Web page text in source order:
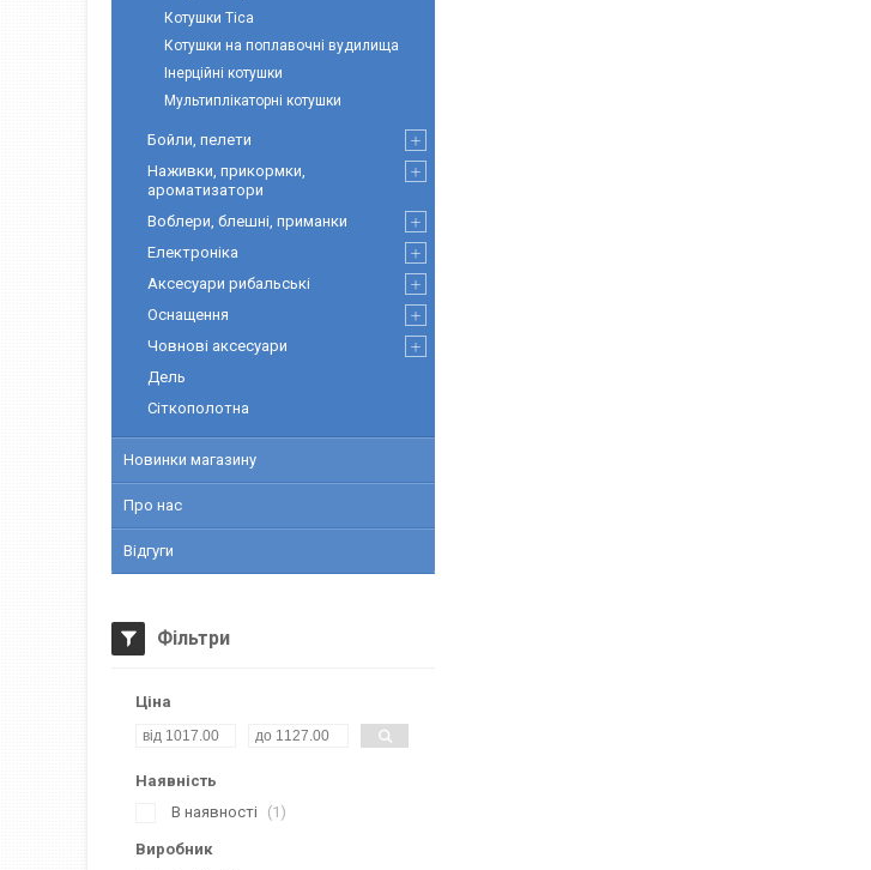
Котушки Tica
Котушки на поплавочні вудилища
Інерційні котушки
Мультиплікаторні котушки
Бойли, пелети
Наживки, прикормки,
ароматизатори
Воблери, блешні, приманки
Електроніка
Аксесуари рибальські
Оснащення
Човнові аксесуари
Дель
Сіткополотна
Новинки магазину
Про нас
Відгуги
Фільтри
Ціна
Наявність
В наявності
1
Виробник